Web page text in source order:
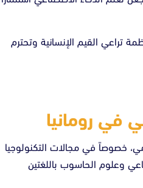
تراعي القيم الإنسانية وتحترم
في رومانيا
خصوصاً في مجالات التكنولوجيا
وعلوم الحاسوب باللغتين